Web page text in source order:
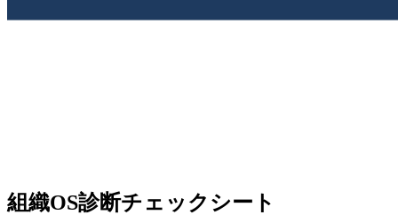
組織OS診断チェックシート